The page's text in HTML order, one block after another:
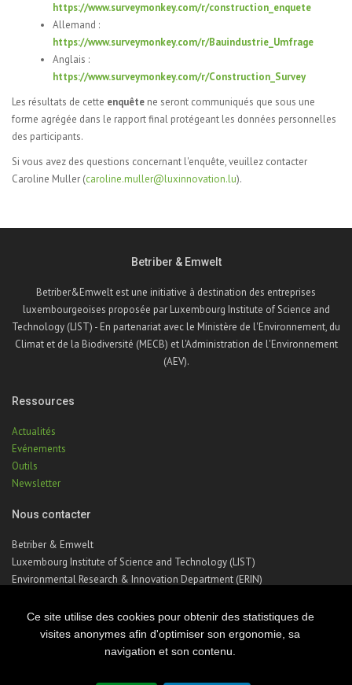
Ce site utilise des cookies pour obtenir des statistiques de
visites anonymes afin d'optimiser son ergonomie, sa
navigation et son contenu.
https://www.surveymonkey.com/r/construction_enquete
Allemand :
https://www.surveymonkey.com/r/Bauindustrie_Umfrage
Anglais :
https://www.surveymonkey.com/r/Construction_Survey
Les résultats de cette enquête ne seront communiqués que sous une
forme agrégée dans le rapport final protégeant les données personnelles
des participants.
Si vous avez des questions concernant l'enquête, veuillez contacter
Caroline Muller (caroline.muller@luxinnovation.lu).
Betriber & Emwelt
Betriber&Emwelt est une initiative à destination des entreprises
luxembourgeoises proposée par Luxembourg Institute of Science and
Technology (LIST) - En partenariat avec le Ministère de l'Environnement, du
Climat et de la Biodiversité (MECB) et l'Administration de l'Environnement
(AEV).
Ressources
Actualités
Evénements
Outils
Newsletter
Nous contacter
Betriber & Emwelt
Luxembourg Institute of Science and Technology (LIST)
Environmental Research & Innovation Department (ERIN)
Téléphone : +352 275 888 – 1
Email :betriber-emwelt@list.lu
© Copyright 2026 Luxembourg Institute of Science & Technology - LIST